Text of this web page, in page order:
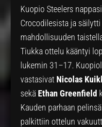
Kuopio Steelers
Crocodilesista ja
mahdollisuuden
Tiukka ottelu kääntyi
lukemin 31–17.
vastasivat Nicolas
sekä Ethan Greenfield
Kauden parhaan
palkittiin ottelun